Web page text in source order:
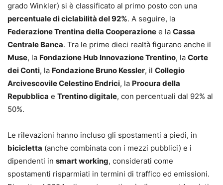
grado Winkler) si è classificato al primo posto con una
percentuale di ciclabilità del 92%. A seguire, la
Federazione Trentina della Cooperazione e la Cassa
Centrale Banca. Tra le prime dieci realtà figurano anche il
Muse, la Fondazione Hub Innovazione Trentino, la Corte
dei Conti, la Fondazione Bruno Kessler, il Collegio
Arcivescovile Celestino Endrici, la Procura della
Repubblica e Trentino digitale, con percentuali dal 92% al
50%.
Le rilevazioni hanno incluso gli spostamenti a piedi, in
bicicletta (anche combinata con i mezzi pubblici) e i
dipendenti in smart working, considerati come
spostamenti risparmiati in termini di traffico ed emissioni.